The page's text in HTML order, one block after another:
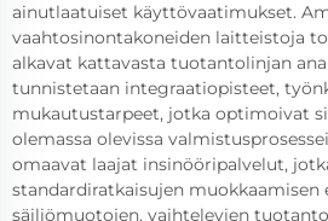
ainutlaatuiset käyttövaatimukset.
vaahtosinontakoneiden laitteistoja
alkavat kattavasta tuotantolinjan
tunnistetaan integraatiopisteet,
mukautustarpeet, jotka optimoivat
olemassa olevissa
omaavat laajat insinööripalvelut,
standardiratkaisujen muokkaamisen
säiliömuotojen, vaihtelevien